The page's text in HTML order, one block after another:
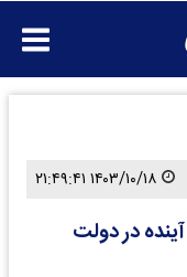
در دولت